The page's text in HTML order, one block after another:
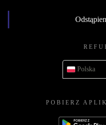
Polska
POBIERZ